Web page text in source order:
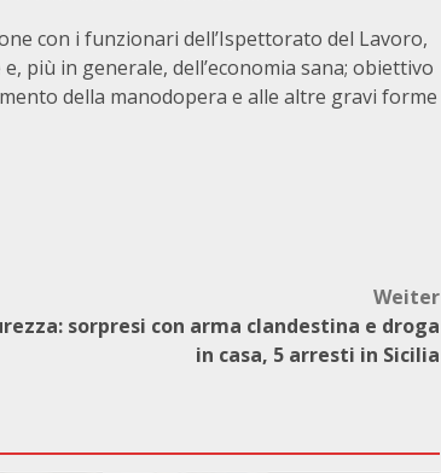
con i funzionari dell’Ispettorato del Lavoro,
più in generale, dell’economia sana; obiettivo
della manodopera e alle altre gravi forme
Weiter
sorpresi con arma clandestina e droga
in casa, 5 arresti in Sicilia